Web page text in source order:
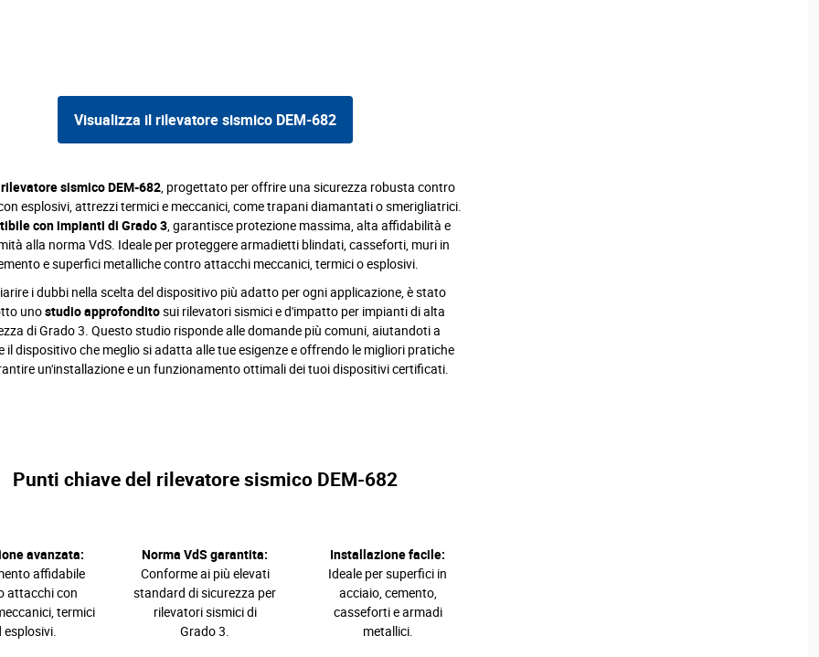
Visualizza il rilevatore sismico DEM-682
sismico DEM-682, progettato per offrire una sicurezza robusta contro
esplosivi, attrezzi termici e meccanici, come trapani diamantati o smerigliatrici.
con impianti di Grado 3, garantisce protezione massima, alta affidabilità e
alla norma VdS. Ideale per proteggere armadietti blindati, casseforti, muri in
e superfici metalliche contro attacchi meccanici, termici o esplosivi.
i dubbi nella scelta del dispositivo più adatto per ogni applicazione, è stato
unostudio approfonditosui rilevatori sismici e d'impatto per impianti di alta
di Grado 3. Questo studio risponde alle domande più comuni, aiutandoti a
il dispositivo che meglio si adatta alle tue esigenze e offrendo le migliori pratiche
un'installazione e un funzionamento ottimali dei tuoi dispositivi certificati.
Punti chiave del rilevatore sismico DEM-682
avanzata:
affidabile
attacchi con
termici
esplosivi.
Norma VdS garantita:
Conforme ai più elevati
standard di sicurezza per
rilevatori sismici di
Grado 3.
Installazione facile:
Ideale per superfici in
acciaio, cemento,
casseforti e armadi
metallici.